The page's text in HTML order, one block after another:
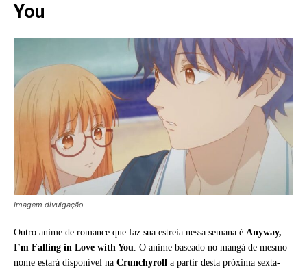
You
Imagem divulgação
Outro anime de romance que faz sua estreia nessa semana é Anyway,
I’m Falling in Love with You. O anime baseado no mangá de mesmo
nome estará disponível na Crunchyroll a partir desta próxima sexta-